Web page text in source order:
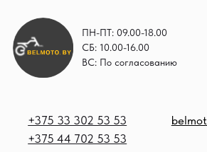
ПН-ПТ: 09.00-18.00
СБ: 10.00-16.00
ВС: По согласованию